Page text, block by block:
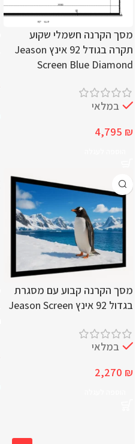
מסך הקרנה חשמלי שקוע
תקרה בגודל 92 אינץ Jeason
Screen Blue Diamond
במלאי
4,795 ₪
מסך הקרנה קבוע עם מסגרת
בגדול 92 אינץ Jeason Screen
במלאי
2,270 ₪